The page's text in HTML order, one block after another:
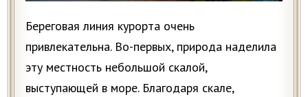
Береговая линия курорта очень
привлекательна. Во-первых, природа наделила
эту местность небольшой скалой,
выступающей в море. Благодаря скале,